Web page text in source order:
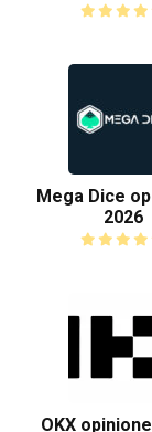
Mega Dice
2026
OKX